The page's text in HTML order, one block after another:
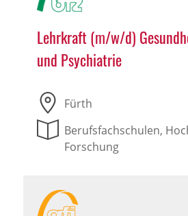
Lehrkraft (m/w/d)
und Psychiatrie
Fürth
Berufsfachschulen,
Forschung